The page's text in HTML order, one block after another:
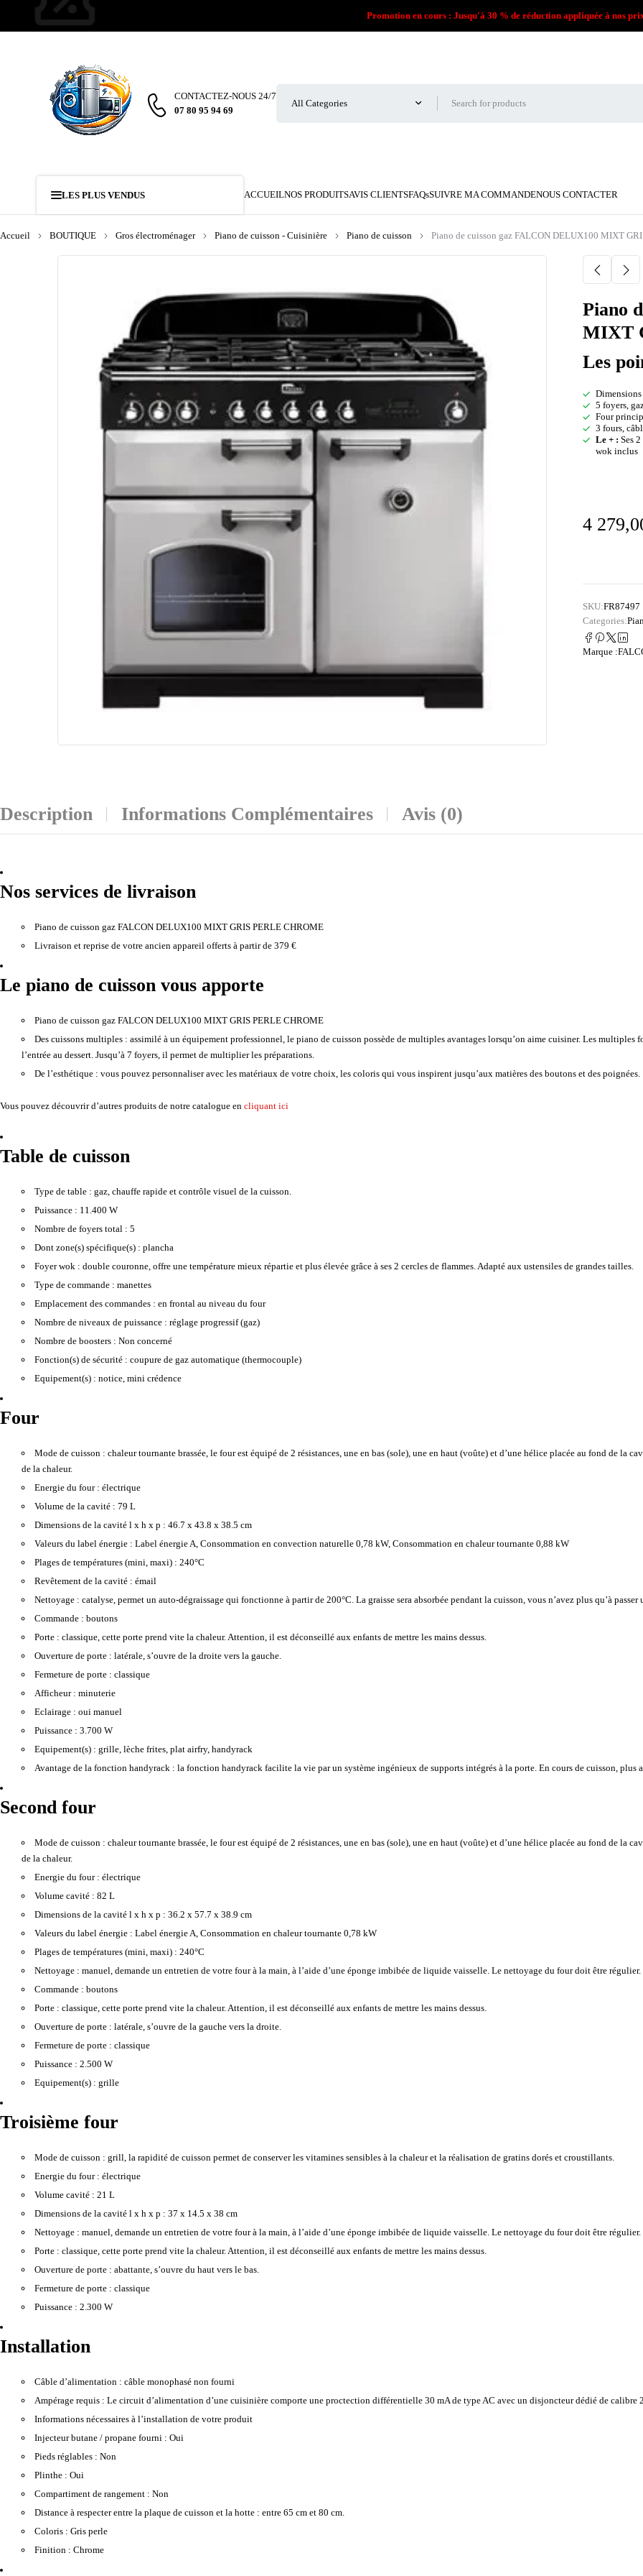
Promotion en cours : Jusqu'à 30 % de réduction appliquée à nos
CONTACTEZ-NOUS 24/7
07 80 95 94 69
LES PLUS VENDUS ACCUEILNOS PRODUITSAVIS CLIENTSFAQsSUIVRE MA COMMANDENOUS CONTACTER
Accueil BOUTIQUE Gros électroménager Piano de cuisson - Cuisinière Piano de cuisson Piano de cuisson gaz FALCON DELUX100 MIXT
Piano
MIXT
Les
5 foyers,
Four
3 fours,
Le + : Ses
wok inclus
4
SKU:FR87497
Categories:
Marque :
Description Informations Complémentaires Avis (0)
Nos services de livraison
Piano de cuisson gaz FALCON DELUX100 MIXT GRIS PERLE CHROME
Livraison et reprise de votre ancien appareil offerts à partir de 379 €
Le piano de cuisson vous apporte
Piano de cuisson gaz FALCON DELUX100 MIXT GRIS PERLE CHROME
Des cuissons multiples : assimilé à un équipement professionnel, le piano de cuisson possède de multiples avantages lorsqu’on aime cuisiner. Les
l’entrée au dessert. Jusqu’à 7 foyers, il permet de multiplier les préparations.
De l’esthétique : vous pouvez personnaliser avec les matériaux de votre choix, les coloris qui vous inspirent jusqu’aux matières des boutons et des poignées.
Vous pouvez découvrir d’autres produits de notre catalogue en cliquant ici
Table de cuisson
Type de table : gaz, chauffe rapide et contrôle visuel de la cuisson.
Puissance : 11.400 W
Nombre de foyers total : 5
Dont zone(s) spécifique(s) : plancha
Foyer wok : double couronne, offre une température mieux répartie et plus élevée grâce à ses 2 cercles de flammes. Adapté aux ustensiles de grandes tailles.
Type de commande : manettes
Emplacement des commandes : en frontal au niveau du four
Nombre de niveaux de puissance : réglage progressif (gaz)
Nombre de boosters : Non concerné
Fonction(s) de sécurité : coupure de gaz automatique (thermocouple)
Equipement(s) : notice, mini crédence
Four
Mode de cuisson : chaleur tournante brassée, le four est équipé de 2 résistances, une en bas (sole), une en haut (voûte) et d’une hélice placée au fond de la
de la chaleur.
Energie du four : électrique
Volume de la cavité : 79 L
Dimensions de la cavité l x h x p : 46.7 x 43.8 x 38.5 cm
Valeurs du label énergie : Label énergie A, Consommation en convection naturelle 0,78 kW, Consommation en chaleur tournante 0,88 kW
Plages de températures (mini, maxi) : 240°C
Revêtement de la cavité : émail
Nettoyage : catalyse, permet un auto-dégraissage qui fonctionne à partir de 200°C. La graisse sera absorbée pendant la cuisson, vous n’avez plus qu’à
Commande : boutons
Porte : classique, cette porte prend vite la chaleur. Attention, il est déconseillé aux enfants de mettre les mains dessus.
Ouverture de porte : latérale, s’ouvre de la droite vers la gauche.
Fermeture de porte : classique
Afficheur : minuterie
Eclairage : oui manuel
Puissance : 3.700 W
Equipement(s) : grille, lèche frites, plat airfry, handyrack
Avantage de la fonction handyrack : la fonction handyrack facilite la vie par un système ingénieux de supports intégrés à la porte. En cours de cuisson,
Second four
Mode de cuisson : chaleur tournante brassée, le four est équipé de 2 résistances, une en bas (sole), une en haut (voûte) et d’une hélice placée au fond de la
de la chaleur.
Energie du four : électrique
Volume cavité : 82 L
Dimensions de la cavité l x h x p : 36.2 x 57.7 x 38.9 cm
Valeurs du label énergie : Label énergie A, Consommation en chaleur tournante 0,78 kW
Plages de températures (mini, maxi) : 240°C
Nettoyage : manuel, demande un entretien de votre four à la main, à l’aide d’une éponge imbibée de liquide vaisselle. Le nettoyage du four doit être régulier.
Commande : boutons
Porte : classique, cette porte prend vite la chaleur. Attention, il est déconseillé aux enfants de mettre les mains dessus.
Ouverture de porte : latérale, s’ouvre de la gauche vers la droite.
Fermeture de porte : classique
Puissance : 2.500 W
Equipement(s) : grille
Troisième four
Mode de cuisson : grill, la rapidité de cuisson permet de conserver les vitamines sensibles à la chaleur et la réalisation de gratins dorés et croustillants.
Energie du four : électrique
Volume cavité : 21 L
Dimensions de la cavité l x h x p : 37 x 14.5 x 38 cm
Nettoyage : manuel, demande un entretien de votre four à la main, à l’aide d’une éponge imbibée de liquide vaisselle. Le nettoyage du four doit être régulier.
Porte : classique, cette porte prend vite la chaleur. Attention, il est déconseillé aux enfants de mettre les mains dessus.
Ouverture de porte : abattante, s’ouvre du haut vers le bas.
Fermeture de porte : classique
Puissance : 2.300 W
Installation
Câble d’alimentation : câble monophasé non fourni
Ampérage requis : Le circuit d’alimentation d’une cuisinière comporte une proctection différentielle 30 mA de type AC avec un disjoncteur dédié de calibre
Informations nécessaires à l’installation de votre produit
Injecteur butane / propane fourni : Oui
Pieds réglables : Non
Plinthe : Oui
Compartiment de rangement : Non
Distance à respecter entre la plaque de cuisson et la hotte : entre 65 cm et 80 cm.
Coloris : Gris perle
Finition : Chrome